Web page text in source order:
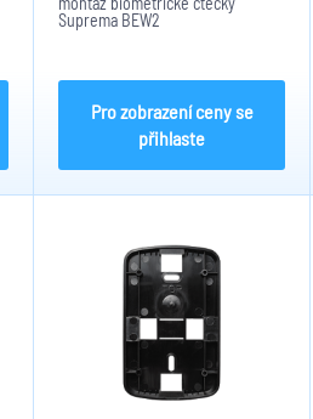
Suprema BEW2
Pro zobrazení ceny se
přihlaste